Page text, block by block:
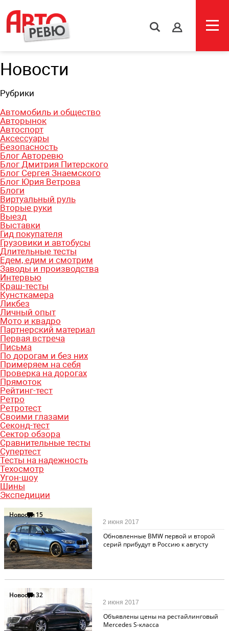
s
Новости
Рубрики
Автомобиль и общество
Авторынок
Автоспорт
Аксессуары
Безопасность
Блог Авторевю
Блог Дмитрия Питерского
Блог Сергея Знаемского
Блог Юрия Ветрова
Блоги
Виртуальный руль
Вторые руки
Выезд
Выставки
Гид покупателя
Грузовики и автобусы
Длительные тесты
Едем, едим и смотрим
Заводы и производства
Интервью
Краш-тесты
Кунсткамера
Ликбез
Личный опыт
Мото и квадро
Партнерский материал
Первая встреча
Письма
По дорогам и без них
Примеряем на себя
Проверка на дорогах
Прямоток
Рейтинг-тест
Ретро
Ретротест
Своими глазами
Секонд-тест
Сектор обзора
Сравнительные тесты
Супертест
Тесты на надежность
Техосмотр
Угон-шоу
Шины
Экспедиции
Новости15
Обновленные BMW первой и второй
серий прибудут в Россию к августу
2 июня 2017
Новости32
Объявлены цены на рестайлинговый
Mercedes S-класса
2 июня 2017